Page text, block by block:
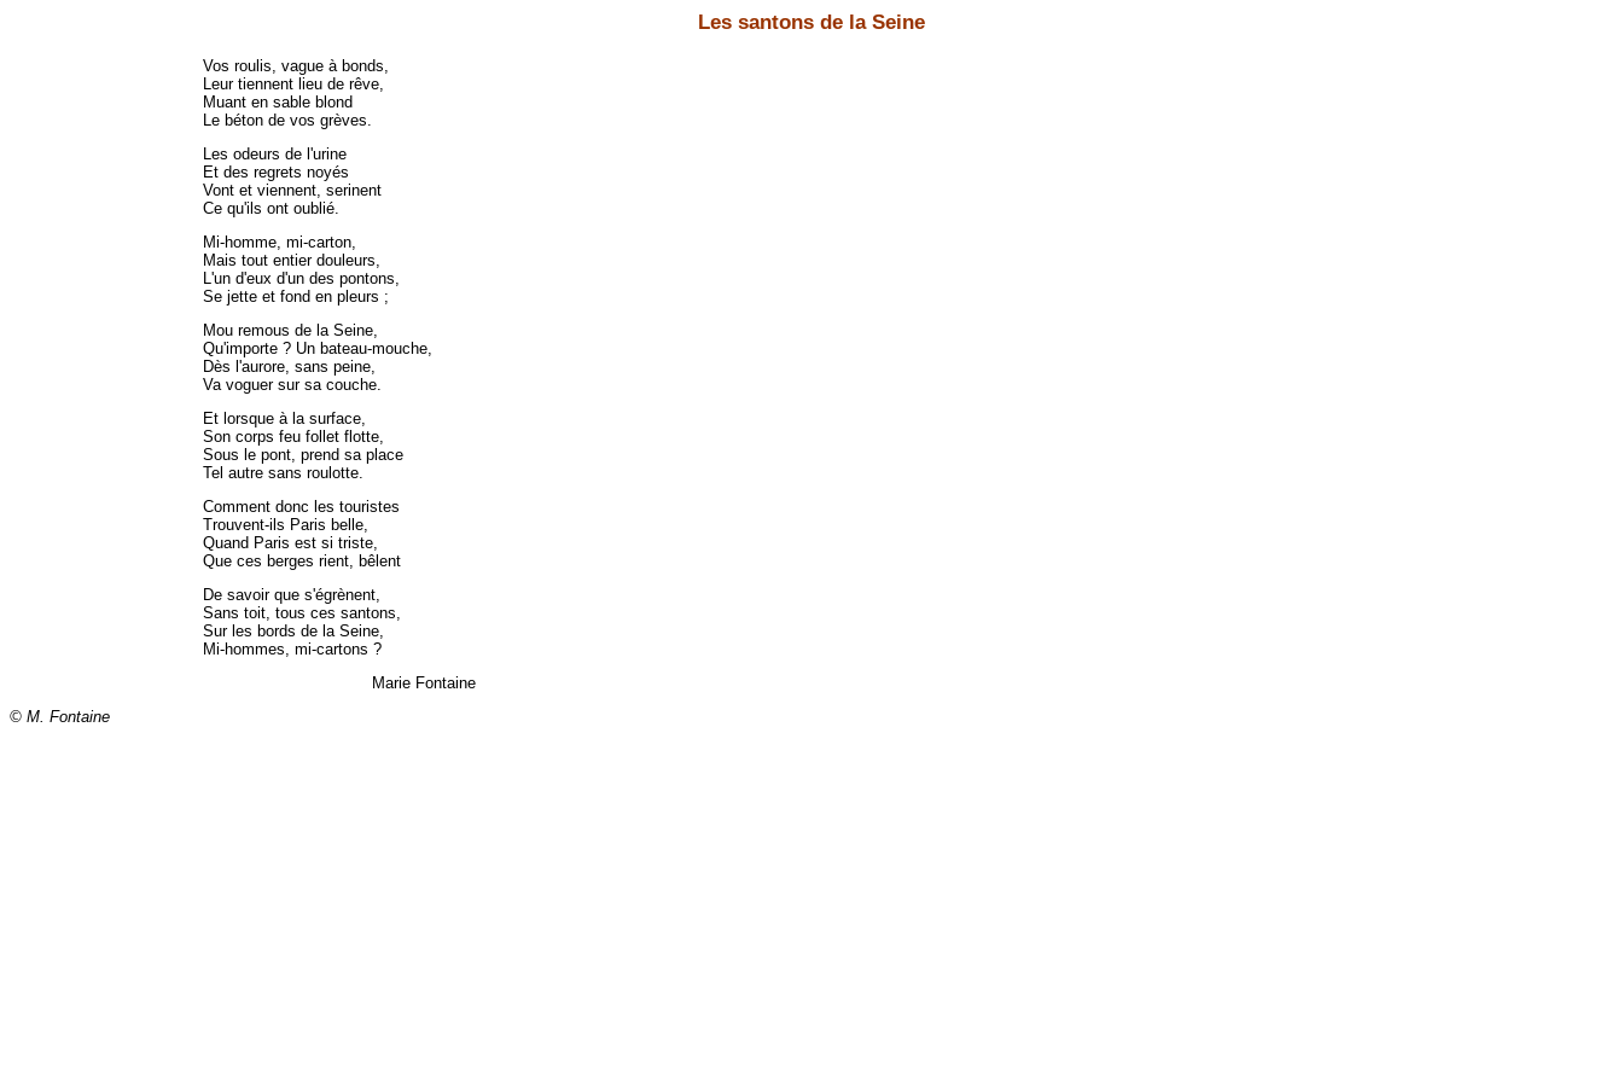
Les santons de la Seine
Vos roulis, vague à bonds,
Leur tiennent lieu de rêve,
Muant en sable blond
Le béton de vos grèves.
Les odeurs de l'urine
Et des regrets noyés
Vont et viennent, serinent
Ce qu'ils ont oublié.
Mi-homme, mi-carton,
Mais tout entier douleurs,
L'un d'eux d'un des pontons,
Se jette et fond en pleurs ;
Mou remous de la Seine,
Qu'importe ? Un bateau-mouche,
Dès l'aurore, sans peine,
Va voguer sur sa couche.
Et lorsque à la surface,
Son corps feu follet flotte,
Sous le pont, prend sa place
Tel autre sans roulotte.
Comment donc les touristes
Trouvent-ils Paris belle,
Quand Paris est si triste,
Que ces berges rient, bêlent
De savoir que s'égrènent,
Sans toit, tous ces santons,
Sur les bords de la Seine,
Mi-hommes, mi-cartons ?
Marie Fontaine
© M. Fontaine